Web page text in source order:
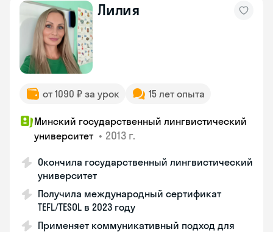
Лилия
от 1090 ₽ за урок 15 лет опыта
Минский государственный лингвистический
университет • 2013 г.
Окончила государственный лингвистический
университет
Получила международный сертификат
TEFL/TESOL в 2023 году
Применяет коммуникативный подход для